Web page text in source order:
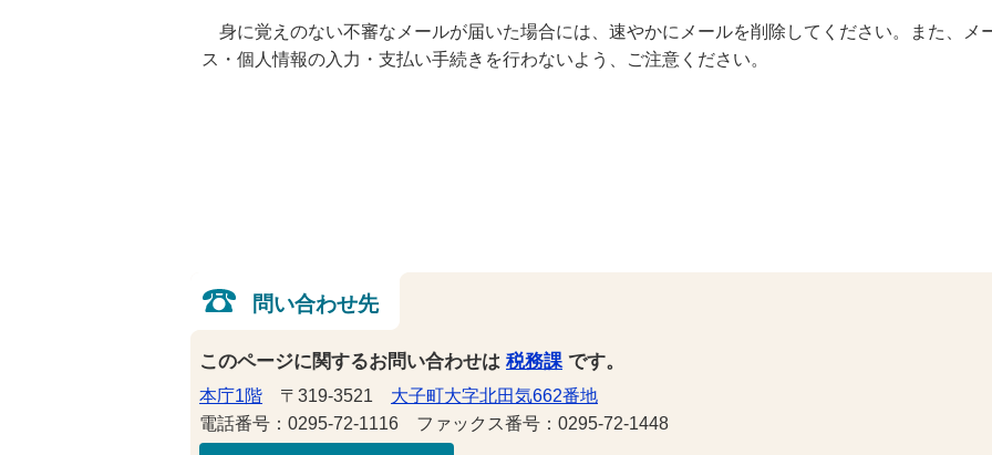
身に覚えのない不審なメールが届いた場合には、速やかにメールを削除してください。また、メ
ス・個人情報の入力・支払い手続きを行わないよう、ご注意ください。
問い合わせ先
このページに関するお問い合わせは 税務課 です。
本庁1階 〒319-3521 大子町大字北田気662番地
電話番号：0295-72-1116 ファックス番号：0295-72-1448